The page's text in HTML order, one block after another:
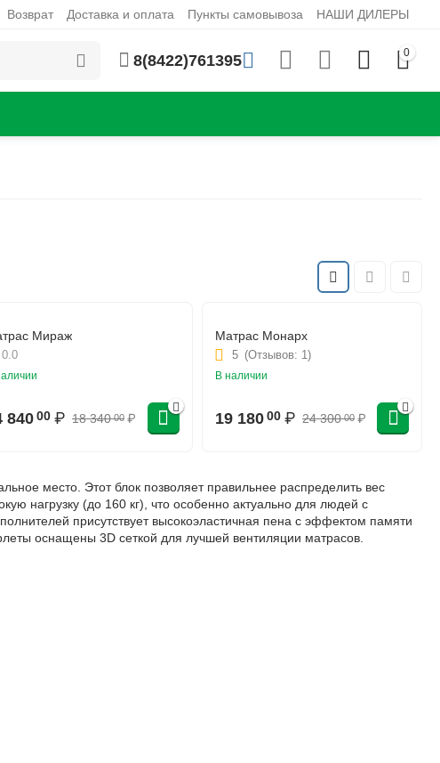
Возврат Доставка и оплата Пункты самовывоза НАШИ ДИЛЕРЫ
8(8422)761395 0
место. Этот блок позволяет правильнее распределить вес
нагрузку (до 160 кг), что особенно актуально для людей с
присутствует высокоэластичная пена с эффектом памяти
оснащены 3D сеткой для лучшей вентиляции матрасов.
Мираж
0.0
18 340 00 ₽
840 00 ₽
Матрас Монарх
(Отзывов: 1)
5
В наличии
24 300 00 ₽
19 180 00 ₽